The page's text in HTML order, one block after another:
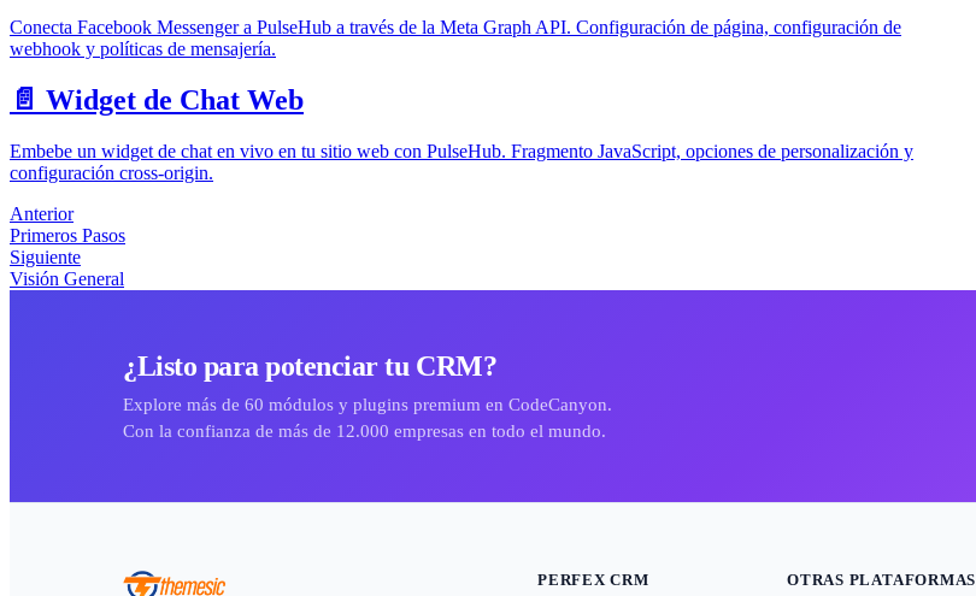
Conecta Facebook Messenger a PulseHub a través de la Meta Graph API. Configuración de página, configuración de
webhook y políticas de mensajería.
📄️ Widget de Chat Web
Embebe un widget de chat en vivo en tu sitio web con PulseHub. Fragmento JavaScript, opciones de personalización y
configuración cross-origin.
Anterior
Primeros Pasos
Siguiente
Visión General
¿Listo para potenciar tu CRM?
Explore más de 60 módulos y plugins premium en CodeCanyon.
Con la confianza de más de 12.000 empresas en todo el mundo.
PERFEX CRM OTRAS PLATAFORMAS